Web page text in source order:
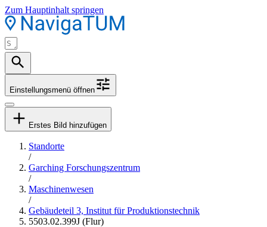
Zum Hauptinhalt springen
Einstellungsmenü öffnen
Erstes Bild hinzufügen
Standorte
/
Garching Forschungszentrum
/
Maschinenwesen
/
Gebäudeteil 3, Institut für Produktionstechnik
5503.02.399J (Flur)